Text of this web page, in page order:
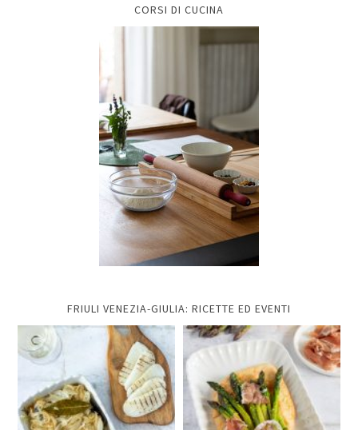
CORSI DI CUCINA
FRIULI VENEZIA-GIULIA: RICETTE ED EVENTI